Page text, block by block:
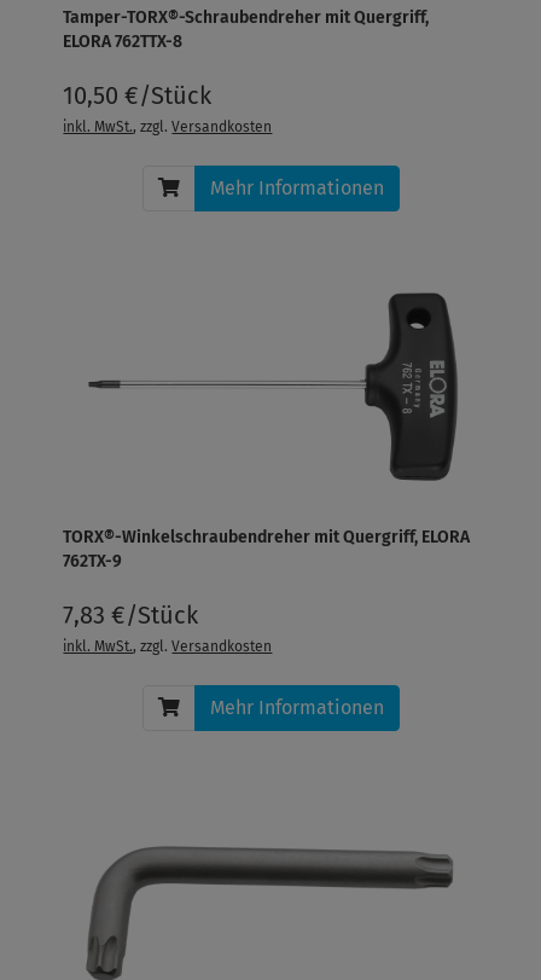
Tamper-TORX®-Schraubendreher mit Quergriff,
ELORA 762TTX-8
10,50 €/Stück
inkl. MwSt., zzgl.Versandkosten
Mehr Informationen
TORX®-Winkelschraubendreher mit Quergriff, ELORA
762TX-9
7,83 €/Stück
inkl. MwSt., zzgl.Versandkosten
Mehr Informationen